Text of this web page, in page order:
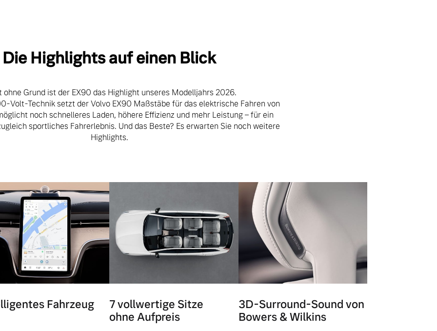
Die Highlights auf einen Blick
ohne Grund ist der EX90 das Highlight unseres Modelljahrs 2026.
Volt-Technik setzt der Volvo EX90 Maßstäbe für das elektrische Fahren von
noch schnelleres Laden, höhere Effizienz und mehr Leistung – für ein
sportliches Fahrerlebnis. Und das Beste? Es erwarten Sie noch weitere
Highlights.
Fahrzeug
7 vollwertige Sitze
ohne Aufpreis
3D-Surround-Sound von
Bowers & Wilkins